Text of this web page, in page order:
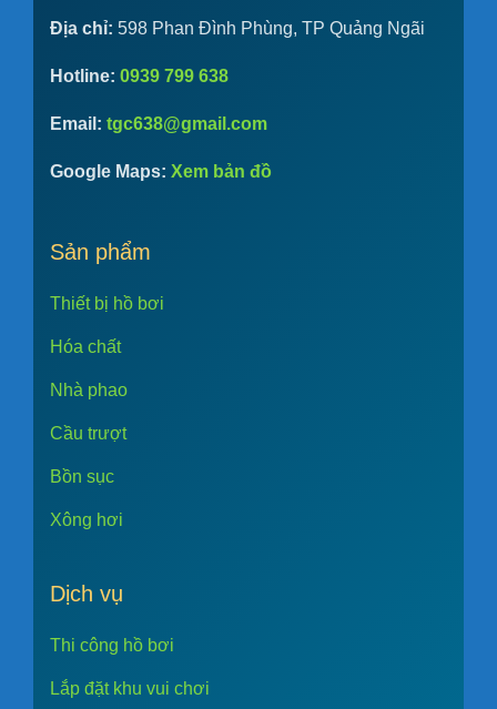
Địa chỉ: 598 Phan Đình Phùng, TP Quảng Ngãi
Hotline: 0939 799 638
Email: tgc638@gmail.com
Google Maps: Xem bản đồ
Sản phẩm
Thiết bị hồ bơi
Hóa chất
Nhà phao
Cầu trượt
Bồn sục
Xông hơi
Dịch vụ
Thi công hồ bơi
Lắp đặt khu vui chơi